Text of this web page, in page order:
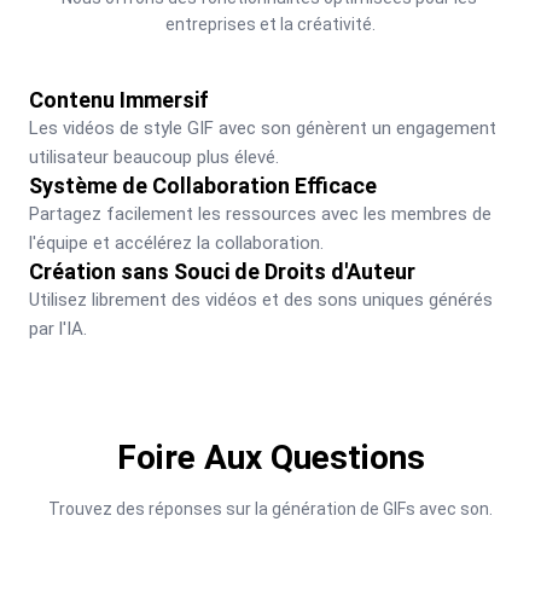
entreprises et la créativité.
Contenu Immersif
Les vidéos de style GIF avec son génèrent un engagement
utilisateur beaucoup plus élevé.
Système de Collaboration Efficace
Partagez facilement les ressources avec les membres de
l'équipe et accélérez la collaboration.
Création sans Souci de Droits d'Auteur
Utilisez librement des vidéos et des sons uniques générés
par l'IA.
Foire Aux Questions
Trouvez des réponses sur la génération de GIFs avec son.